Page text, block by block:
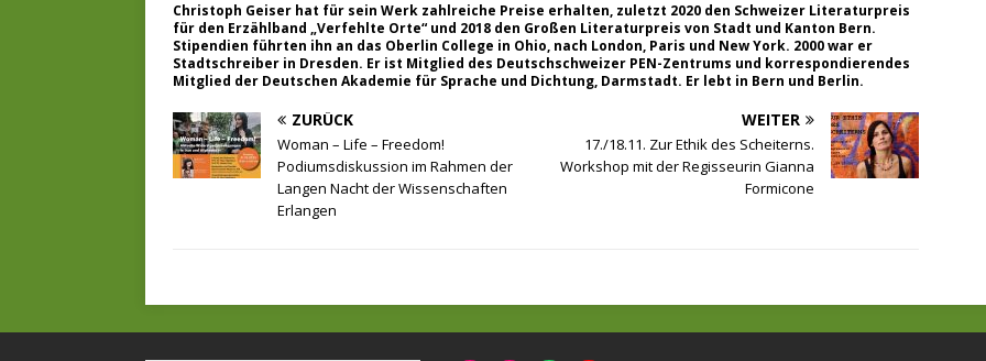
Christoph Geiser hat für sein Werk zahlreiche Preise erhalten, zuletzt 2020 den Schweizer Literaturpreis
für den Erzählband „Verfehlte Orte“ und 2018 den Großen Literaturpreis von Stadt und Kanton Bern.
Stipendien führten ihn an das Oberlin College in Ohio, nach London, Paris und New York. 2000 war er
Stadtschreiber in Dresden. Er ist Mitglied des Deutschschweizer PEN-Zentrums und korrespondierendes
Mitglied der Deutschen Akademie für Sprache und Dichtung, Darmstadt. Er lebt in Bern und Berlin.
ZURÜCK
Woman – Life – Freedom!
Podiumsdiskussion im Rahmen der
Langen Nacht der Wissenschaften
Erlangen
WEITER
17./18.11. Zur Ethik des Scheiterns.
Workshop mit der Regisseurin Gianna
Formicone